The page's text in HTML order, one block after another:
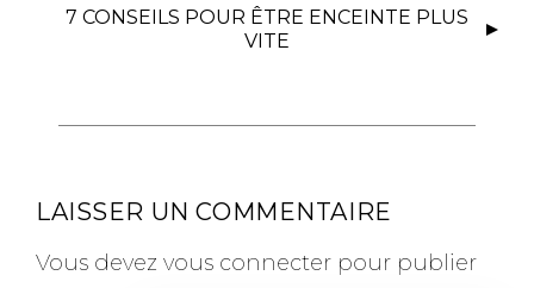
7 CONSEILS POUR ÊTRE ENCEINTE PLUS
VITE
LAISSER UN COMMENTAIRE
Vous devez vous connecter pour publier